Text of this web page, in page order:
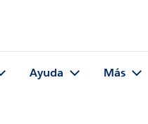
Ayuda Más